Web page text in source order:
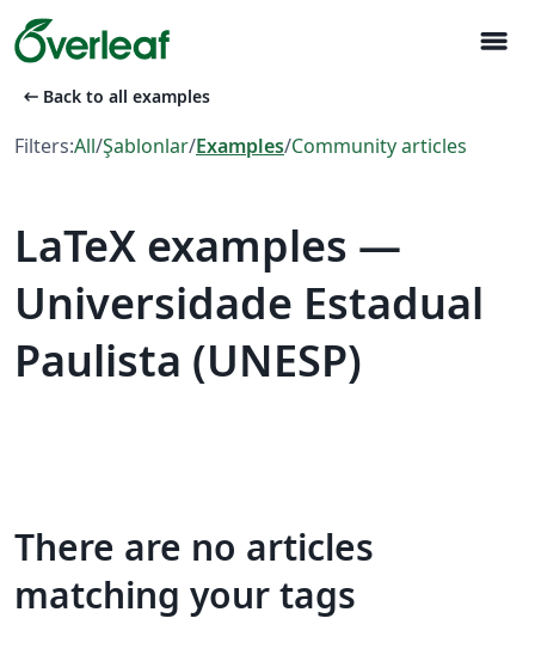
menu
arrow_left_alt Back to all examples
Filters:All/Şablonlar/Examples/Community articles
LaTeX examples —
Universidade Estadual
Paulista (UNESP)
There are no articles
matching your tags